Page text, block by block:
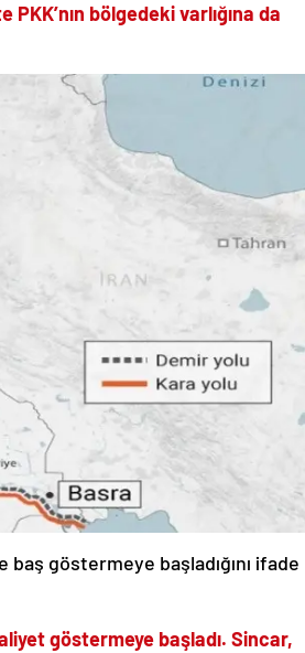
bölgedeki varlığına da
baş göstermeye başladığını ifade
göstermeye başladı. Sincar,